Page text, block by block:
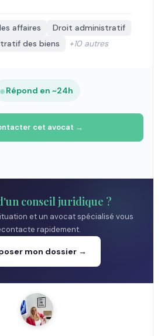
affaires
Droit administratif
des biens
+10 autres
Répond en ~24h
cet avocat →
conseil juridique ?
et un avocat spécialisé vous
rapidement.
mon dossier →